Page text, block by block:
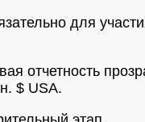
для
отчетность
$ USA.